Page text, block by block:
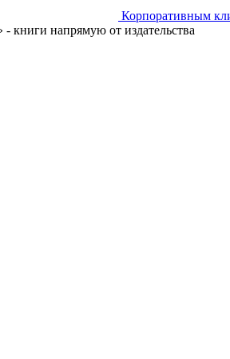
Корпоративным
- книги напрямую от издательства